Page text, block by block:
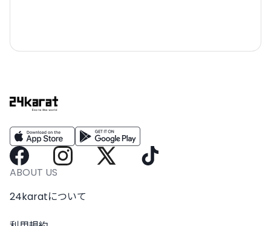
ABOUT US
24karatについて